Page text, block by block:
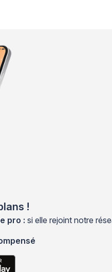
!
pro : si elle rejoint notre